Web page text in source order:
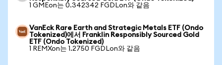
1 GMEon는 0.342342 FGDLon와 같음
VanEck Rare Earth and Strategic Metals ETF (Ondo
Tokenized)에서 Franklin Responsibly Sourced Gold
ETF (Ondo Tokenized)
1 REMXon는 1.2750 FGDLon와 같음